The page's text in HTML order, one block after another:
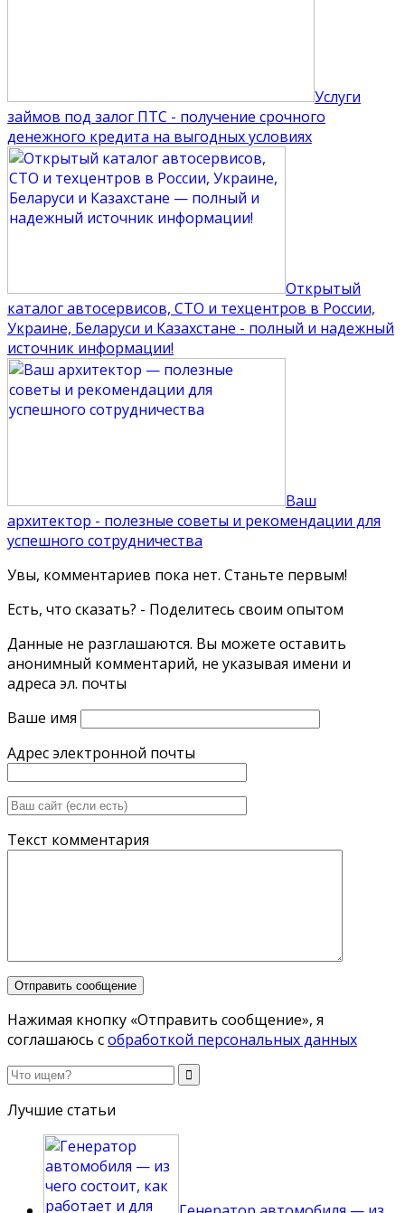
Услуги
займов под залог ПТС - получение срочного
денежного кредита на выгодных условиях
Открытый
каталог автосервисов, СТО и техцентров в России,
Украине, Беларуси и Казахстане - полный и надежный
источник информации!
Ваш
архитектор - полезные советы и рекомендации для
успешного сотрудничества
Увы, комментариев пока нет. Станьте первым!
Есть, что сказать? - Поделитесь своим опытом
Данные не разглашаются. Вы можете оставить
анонимный комментарий, не указывая имени и
адреса эл. почты
Ваше имя
Адрес электронной почты
Текст комментария
Нажимая кнопку «Отправить сообщение», я
соглашаюсь собработкой персональных данных
Лучшие статьи